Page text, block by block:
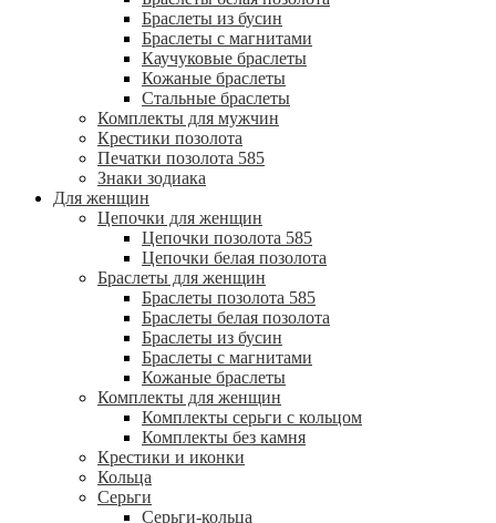
Браслеты из бусин
Браслеты с магнитами
Каучуковые браслеты
Кожаные браслеты
Стальные браслеты
Комплекты для мужчин
Крестики позолота
Печатки позолота 585
Знаки зодиака
Для женщин
Цепочки для женщин
Цепочки позолота 585
Цепочки белая позолота
Браслеты для женщин
Браслеты позолота 585
Браслеты белая позолота
Браслеты из бусин
Браслеты с магнитами
Кожаные браслеты
Комплекты для женщин
Комплекты серьги с кольцом
Комплекты без камня
Крестики и иконки
Кольца
Серьги
Серьги-кольца